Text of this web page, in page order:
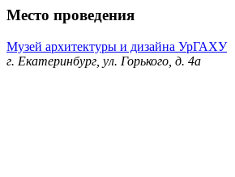
Место проведения
Музей архитектуры и дизайна УрГАХУ
г. Екатеринбург, ул. Горького, д. 4а